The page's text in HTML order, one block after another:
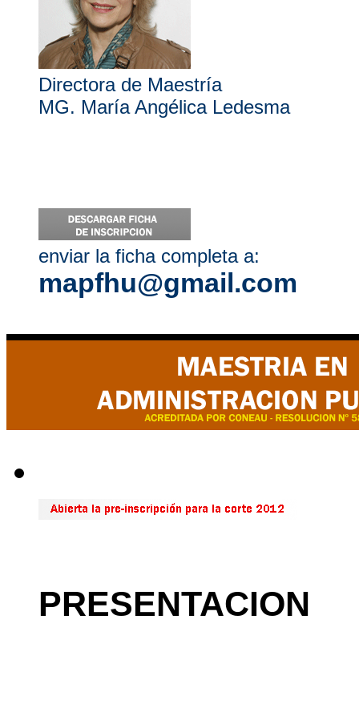
Directora de Maestría
MG. María Angélica Ledesma
enviar la ficha completa a:
mapfhu@gmail.com
PRESENTACION